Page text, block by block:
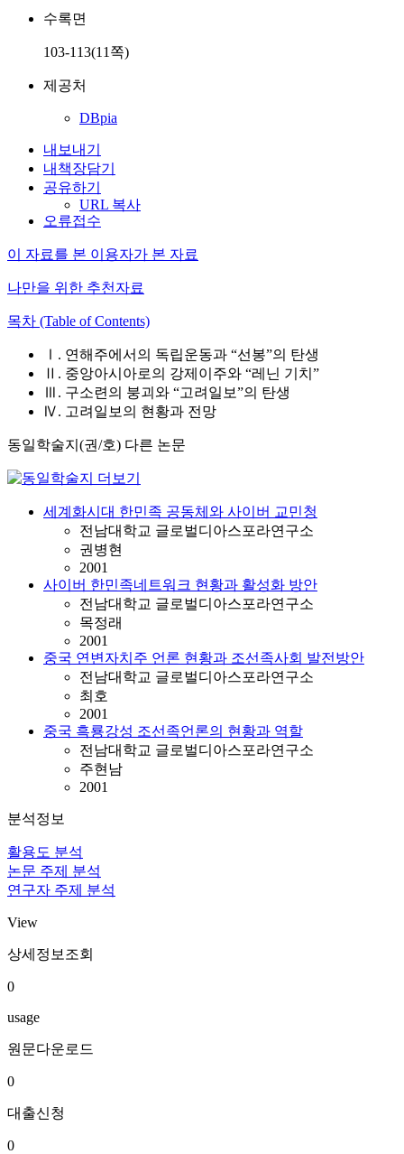
수록면
103-113(11쪽)
제공처
DBpia
내보내기
내책장담기
공유하기
URL 복사
오류접수
이 자료를 본 이용자가 본 자료
나만을 위한 추천자료
목차 (Table of Contents)
Ⅰ. 연해주에서의 독립운동과 “선봉”의 탄생
Ⅱ. 중앙아시아로의 강제이주와 “레닌 기치”
Ⅲ. 구소련의 붕괴와 “고려일보”의 탄생
Ⅳ. 고려일보의 현황과 전망
동일학술지(권/호) 다른 논문
세계화시대 한민족 공동체와 사이버 교민청
전남대학교 글로벌디아스포라연구소
권병현
2001
사이버 한민족네트워크 현황과 활성화 방안
전남대학교 글로벌디아스포라연구소
목정래
2001
중국 연변자치주 언론 현황과 조선족사회 발전방안
전남대학교 글로벌디아스포라연구소
최호
2001
중국 흑룡강성 조선족언론의 현황과 역할
전남대학교 글로벌디아스포라연구소
주현남
2001
분석정보
활용도 분석
논문 주제 분석
연구자 주제 분석
View
상세정보조회
0
usage
원문다운로드
0
대출신청
0